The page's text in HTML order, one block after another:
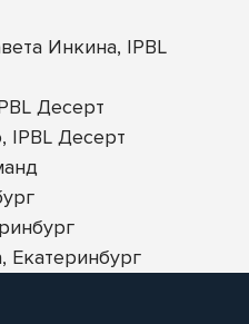
Инкина, IPBL
Десерт
IPBL Десерт
Екатеринбург